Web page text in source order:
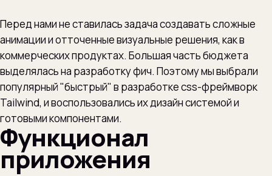
Перед нами не ставилась задача создавать сложные
анимации и отточенные визуальные решения, как в
коммерческих продуктах. Большая часть бюджета
выделялась на разработку фич. Поэтому мы выбрали
популярный "быстрый" в разработке css-фреймворк
Tailwind, и воспользовались их дизайн системой и
готовыми компонентами.
Функционал
приложения